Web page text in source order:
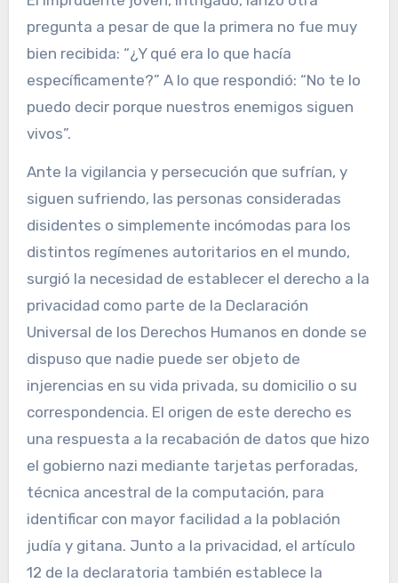
pregunta a pesar de que la primera no fue muy
bien recibida: “¿Y qué era lo que hacía
específicamente?” A lo que respondió: “No te lo
puedo decir porque nuestros enemigos siguen
vivos”.
Ante la vigilancia y persecución que sufrían, y
siguen sufriendo, las personas consideradas
disidentes o simplemente incómodas para los
distintos regímenes autoritarios en el mundo,
surgió la necesidad de establecer el derecho a la
privacidad como parte de la Declaración
Universal de los Derechos Humanos en donde se
dispuso que nadie puede ser objeto de
injerencias en su vida privada, su domicilio o su
correspondencia. El origen de este derecho es
una respuesta a la recabación de datos que hizo
el gobierno nazi mediante tarjetas perforadas,
técnica ancestral de la computación, para
identificar con mayor facilidad a la población
judía y gitana. Junto a la privacidad, el artículo
12 de la declaratoria también establece la